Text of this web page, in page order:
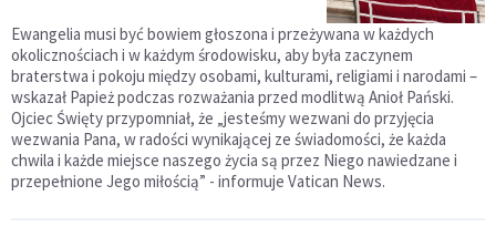
Ewangelia musi być bowiem głoszona i przeżywana w każdych
okolicznościach i w każdym środowisku, aby była zaczynem
braterstwa i pokoju między osobami, kulturami, religiami i narodami –
wskazał Papież podczas rozważania przed modlitwą Anioł Pański.
Ojciec Święty przypomniał, że „jesteśmy wezwani do przyjęcia
wezwania Pana, w radości wynikającej ze świadomości, że każda
chwila i każde miejsce naszego życia są przez Niego nawiedzane i
przepełnione Jego miłością” - informuje Vatican News.